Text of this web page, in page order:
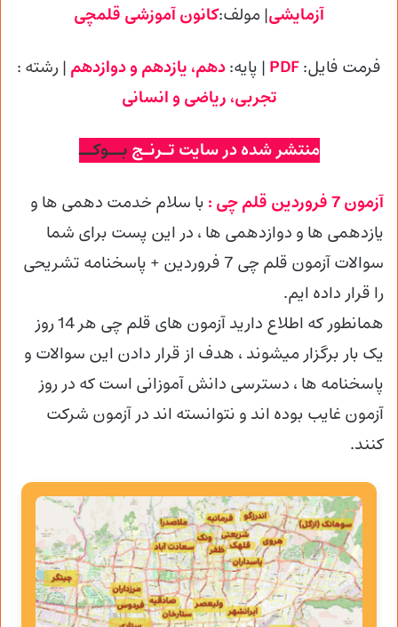
آزمایشی| مولف:کانون آموزشی قلمچی
فرمت فایل:PDF | پایه:دهم، یازدهم و دوازدهم | رشته :
تجربی، ریاضی و انسانی
منتشر شده در سایت تـرنـج بــوکــ
آزمون 7 فروردین قلم چی :
با سلام خدمت دهمی ها و
یازدهمی ها و دوازدهمی ها ، در این پست برای شما
سوالات آزمون قلم چی 7 فروردین + پاسخنامه تشریحی
را قرار داده ایم.
همانطور که اطلاع دارید آزمون های قلم چی هر 14 روز
یک بار برگزار میشوند ، هدف از قرار دادن این سوالات و
پاسخنامه ها ، دسترسی دانش آموزانی است که در روز
آزمون غایب بوده اند و نتوانسته اند در آزمون شرکت
کنند.